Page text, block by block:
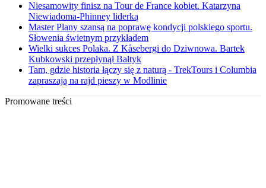
Niesamowity finisz na Tour de France kobiet. Katarzyna
Niewiadoma-Phinney liderką
Master Plany szansą na poprawę kondycji polskiego sportu.
Słowenia świetnym przykładem
Wielki sukces Polaka. Z Kåsebergi do Dziwnowa. Bartek
Kubkowski przepłynął Bałtyk
Tam, gdzie historia łączy się z naturą - TrekTours i Columbia
zapraszają na rajd pieszy w Modlinie
Promowane treści